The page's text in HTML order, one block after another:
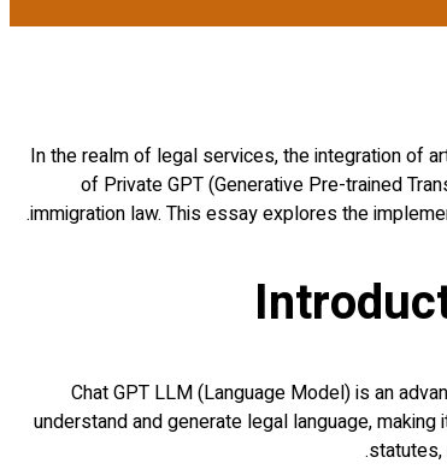
In the realm of legal services, the integration of
of Private GPT (Generative Pre-trained
immigration law. This essay explores the
Chat GPT LLM (Language Model) is an
understand and generate legal language,
statutes,